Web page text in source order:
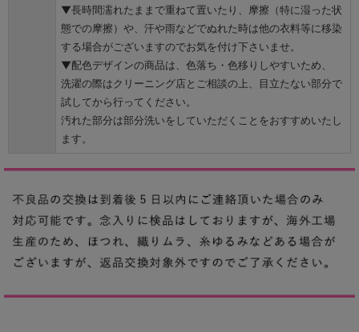
▼長時間濡れたままで重ねて置いたり、摩擦（特に湿った状
態での摩擦）や、汗や雨などでぬれた時は他の衣料等に移染
する場合がございますのでお気を付け下さいませ。
▼配色デザインの商品は、色落ち・色移りしやすいため、
洗濯の際はクリーニング店とご相談の上、目立たない部分で
試してから行ってください。
汚れた部分は部分洗いをしていただくことをおすすめいたし
ます。